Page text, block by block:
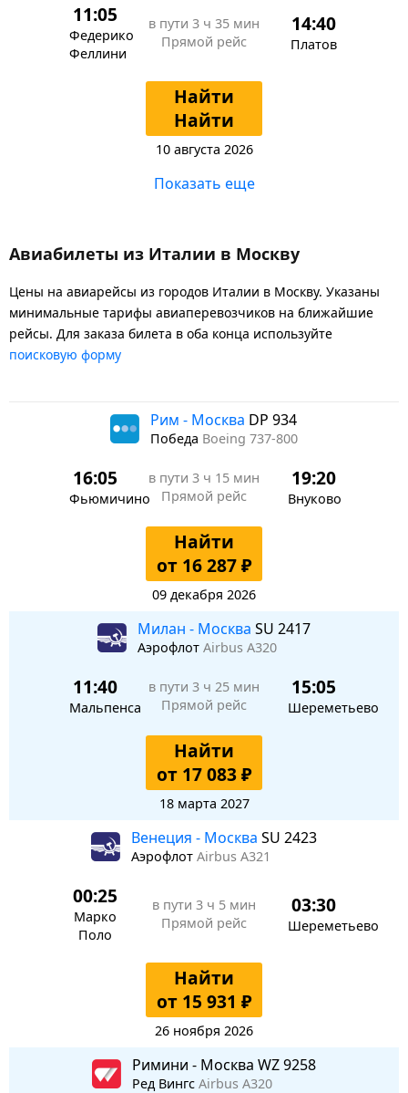
11:05
Федерико
Феллини
в пути 3 ч 35 мин
Прямой рейс
14:40
Платов
Найти
Найти
10 августа 2026
Показать еще
Авиабилеты из Италии в Москву
Цены на авиарейсы из городов Италии в Москву. Указаны
минимальные тарифы авиаперевозчиков на ближайшие
рейсы. Для заказа билета в оба конца используйте
поисковую форму
Рим - Москва DP 934
Победа Boeing 737-800
16:05
Фьюмичино
в пути 3 ч 15 мин
Прямой рейс
19:20
Внуково
Найти
от 16 287 ₽
09 декабря 2026
Милан - Москва SU 2417
Аэрофлот Airbus A320
11:40
Мальпенса
в пути 3 ч 25 мин
Прямой рейс
15:05
Шереметьево
Найти
от 17 083 ₽
18 марта 2027
Венеция - Москва SU 2423
Аэрофлот Airbus A321
00:25
Марко
Поло
в пути 3 ч 5 мин
Прямой рейс
03:30
Шереметьево
Найти
от 15 931 ₽
26 ноября 2026
Римини - Москва WZ 9258
Ред Вингс Airbus A320